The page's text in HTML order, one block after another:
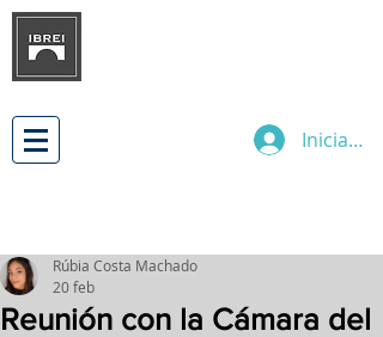
Iniciar
Reunión con la Cámara del
Rúbia Costa Machado
20 feb